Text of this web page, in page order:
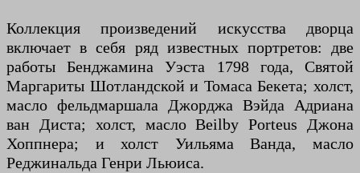
Коллекция произведений искусства дворца
включает в себя ряд известных портретов: две
работы Бенджамина Уэста 1798 года, Святой
Маргариты Шотландской и Томаса Бекета; холст,
масло фельдмаршала Джорджа Вэйда Адриана
ван Диста; холст, масло Beilby Porteus Джона
Хоппнера; и холст Уильяма Ванда, масло
Реджинальда Генри Льюиса.